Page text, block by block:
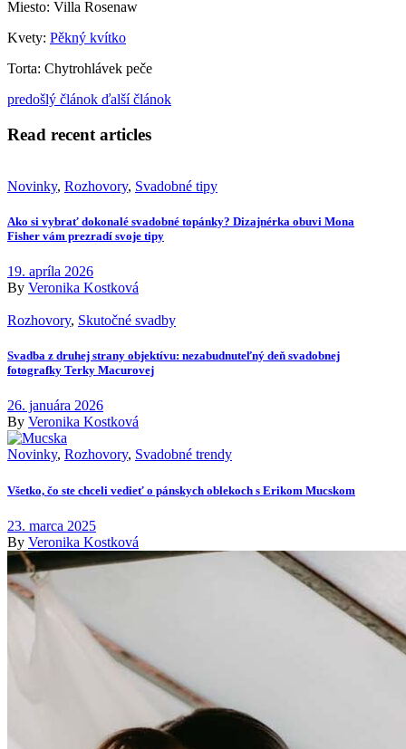
Miesto: Villa Rosenaw
Kvety: Pěkný kvítko
Torta: Chytrohlávek peče
predošlý článok ďalší článok
Read recent articles
Novinky, Rozhovory, Svadobné tipy
Ako si vybrať dokonalé svadobné topánky? Dizajnérka obuvi Mona
Fisher vám prezradí svoje tipy
19. apríla 2026
By Veronika Kostková
Rozhovory, Skutočné svadby
Svadba z druhej strany objektívu: nezabudnuteľný deň svadobnej
fotografky Terky Macurovej
26. januára 2026
By Veronika Kostková
Novinky, Rozhovory, Svadobné trendy
Všetko, čo ste chceli vedieť o pánskych oblekoch s Erikom Mucskom
23. marca 2025
By Veronika Kostková